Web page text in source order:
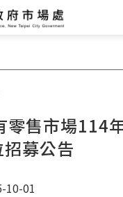
零售市場114
募公告
10-01